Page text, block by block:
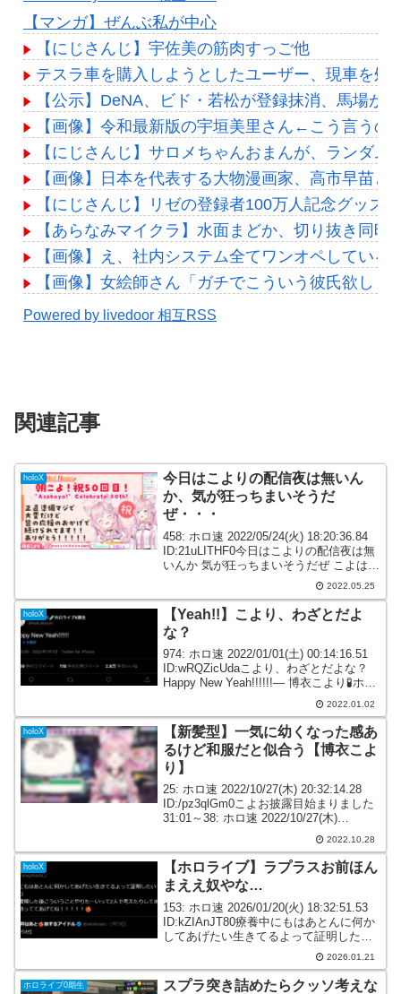
【マンガ】ぜんぶ私が中心
【にじさんじ】宇佐美の筋肉すっご他
テスラ車を購入しようとしたユーザー、現車を
【公示】DeNA、ビド・若松が登録抹消、馬場
【画像】令和最新版の宇垣美里さん←こう言う
【にじさんじ】サロメちゃんおまんが、ランダ
【画像】日本を代表する大物漫画家、高市早苗
【にじさんじ】リゼの登録者100万人記念グッズ
【あらなみマイクラ】水面まどか、切り抜き同
【画像】え、社内システム全てワンオペしてい
【画像】女絵師さん「ガチでこういう彼氏欲し
Powered by livedoor 相互RSS
関連記事
holoX
今日はこよりの配信夜は無いん
か、気が狂っちまいそうだ
ぜ・・・
458: ホロ速 2022/05/24(火) 18:20:36.84
ID:21uLITHF0今日はこよりの配信夜は無
いんか 気が狂っちまいそうだぜ こよは魔
剤なのかな469: ホロ速 2022/05/24(火)
2022.05.25
holoX
【Yeah!!】こより、わざとだよ
な？
974: ホロ速 2022/01/01(土) 00:14:16.51
ID:wRQZicUdaこより、わざとだよな？
Happy New Yeah!!!!!!— 博衣こより🧪ホロ
ライブ6期生 (@hakuikoyori) December
2022.01.02
holoX
【新髪型】一気に幼くなった感あ
るけど和服だと似合う【博衣こよ
り】
25: ホロ速 2022/10/27(木) 20:32:14.28
ID:/pz3qlGm0こよお披露目始まりました
31:01～38: ホロ速 2022/10/27(木)
20:35:18.43 ID:/pz3qlGm0三つ編みだ39:
2022.10.28
holoX
【ホロライブ】ラプラスお前ほん
まええ奴やな…
153: ホロ速 2026/01/20(火) 18:32:51.53
ID:kZIAnJT80療養中にもはあとんに何か
してあげたい生きてるよって証明したい
って言ってたりずっと復帰した後こうい
うことやりたーいって2人で考えたりして
ます。みんな...
2026.01.21
ホロライブ0期生
スプラ突き詰めたらクッソ考えな